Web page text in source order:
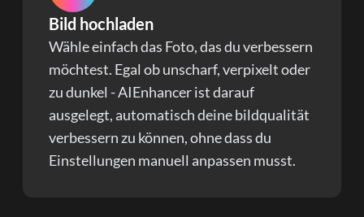
Bild hochladen
Wähle einfach das Foto, das du verbessern
möchtest. Egal ob unscharf, verpixelt oder
zu dunkel - AIEnhancer ist darauf
ausgelegt, automatisch deine bildqualität
verbessern zu können, ohne dass du
Einstellungen manuell anpassen musst.